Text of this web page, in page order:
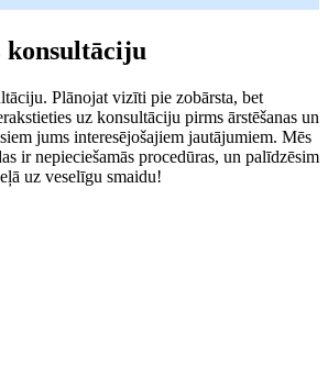
konsultāciju
Plānojat vizīti pie zobārsta, bet
uz konsultāciju pirms ārstēšanas un
jums interesējošajiem jautājumiem. Mēs
ir nepieciešamās procedūras, un palīdzēsim
uz veselīgu smaidu!